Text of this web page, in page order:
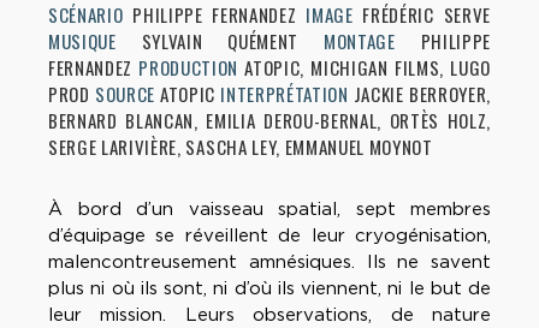
SCÉNARIO PHILIPPE FERNANDEZ IMAGE FRÉDÉRIC SERVE
MUSIQUE SYLVAIN QUÉMENT MONTAGE PHILIPPE
FERNANDEZ PRODUCTION ATOPIC, MICHIGAN FILMS, LUGO
PROD SOURCE ATOPIC INTERPRÉTATION JACKIE BERROYER,
BERNARD BLANCAN, EMILIA DEROU-BERNAL, ORTÈS HOLZ,
SERGE LARIVIÈRE, SASCHA LEY, EMMANUEL MOYNOT
À bord d’un vaisseau spatial, sept membres
d’équipage se réveillent de leur cryogénisation,
malencontreusement amnésiques. Ils ne savent
plus ni où ils sont, ni d’où ils viennent, ni le but de
leur mission. Leurs observations, de nature